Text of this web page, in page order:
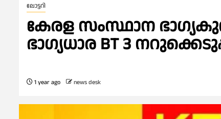
ലോട്ടറി
കേരള സംസ്ഥാന
ഭാഗ്യധാര BT 3
1 year ago news desk